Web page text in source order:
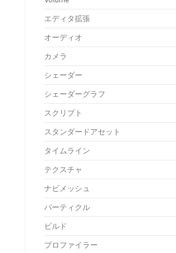
エディタ拡張
オーディオ
カメラ
シェーダー
シェーダーグラフ
スクリプト
スタンダードアセット
タイムライン
テクスチャ
ナビメッシュ
パーティクル
ビルド
プロファイラー